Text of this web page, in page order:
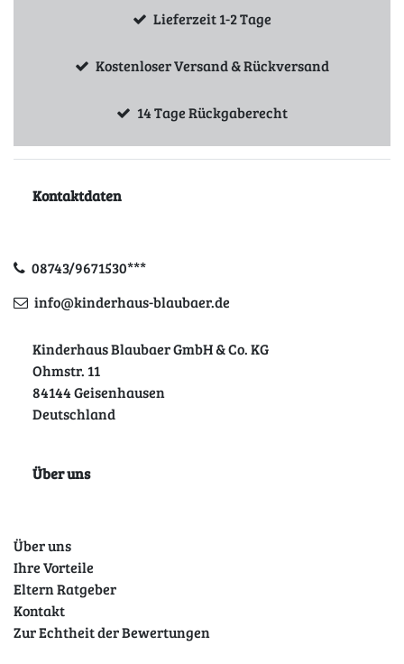
Lieferzeit 1-2 Tage
Kostenloser Versand & Rückversand
14 Tage Rückgaberecht
Kontaktdaten
08743/9671530***
info@kinderhaus-blaubaer.de
Kinderhaus Blaubaer GmbH & Co. KG
Ohmstr. 11
84144 Geisenhausen
Deutschland
Über uns
Über uns
Ihre Vorteile
Eltern Ratgeber
Kontakt
Zur Echtheit der Bewertungen